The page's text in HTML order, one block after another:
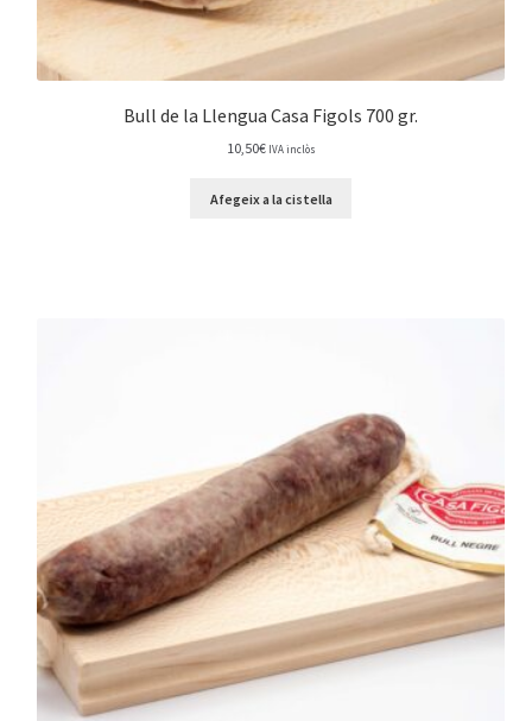
Bull de la Llengua Casa Figols 700 gr.
10,50€ IVA inclòs
Afegeix a la cistella